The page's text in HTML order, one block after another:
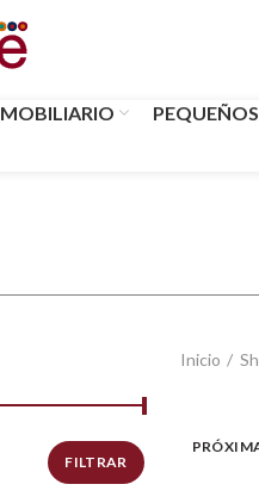
MOBILIARIO
FILTRAR
Inicio